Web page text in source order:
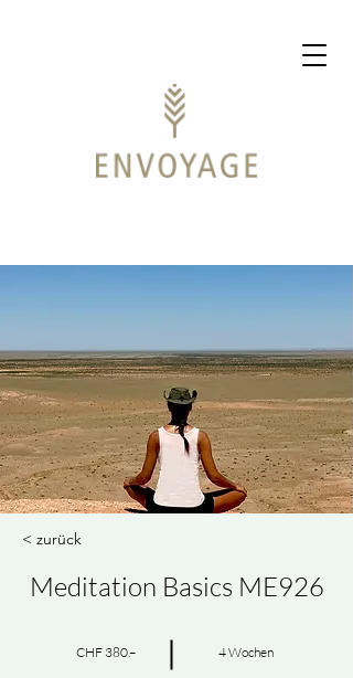
< zurück
Meditation Basics ME926
CHF 380.– 4 Wochen